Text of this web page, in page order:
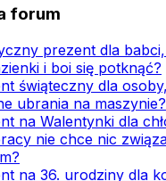
forum
prezent dla
i boi się potknąć?
świąteczny dla
ubrania na maszynie?
na Walentynki dla
nie chce nic
na 36. urodziny dla